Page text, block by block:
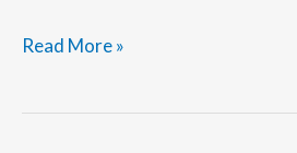
Read More »